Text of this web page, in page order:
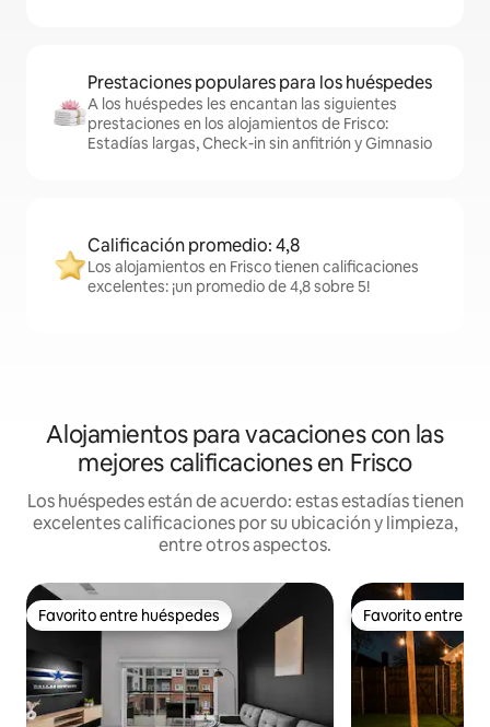
Prestaciones populares para los huéspedes
A los huéspedes les encantan las siguientes
prestaciones en los alojamientos de Frisco:
Estadías largas, Check-in sin anfitrión y Gimnasio
Calificación promedio: 4,8
Los alojamientos en Frisco tienen calificaciones
excelentes: ¡un promedio de 4,8 sobre 5!
Alojamientos para vacaciones con las
mejores calificaciones en Frisco
Los huéspedes están de acuerdo: estas estadías tienen
excelentes calificaciones por su ubicación y limpieza,
entre otros aspectos.
Favorito entre huéspedes
Favorito entre huéspedes Favorito entre
Favorito entre